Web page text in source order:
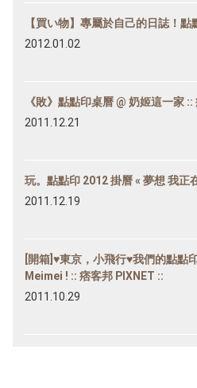
【買い物】專屬於自己的日誌！
2012.01.02
《敗》點點印桌曆 @ 奶姬這一家
2011.12.21
玩。點點印 2012 掛曆 « 夢想 我正
2011.12.19
[開箱]♥東京，小飛行♥我們的點
Meimei ! :: 痞客邦 PIXNET ::
2011.10.29